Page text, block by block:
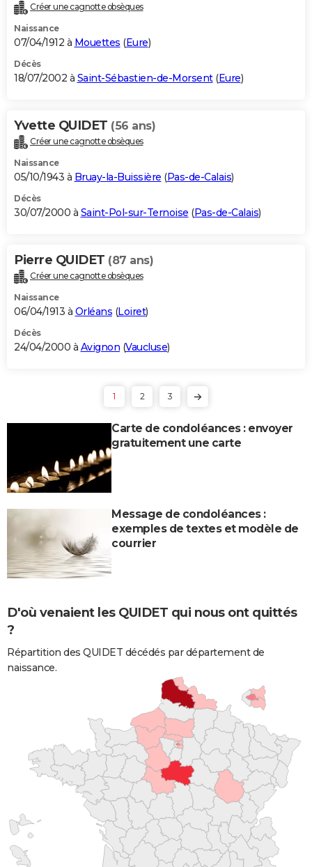
Créer une cagnotte obsèques
Naissance
07/04/1912 à Mouettes (Eure)
Décès
18/07/2002 à Saint-Sébastien-de-Morsent(Eure)
Yvette QUIDET (56 ans)
Créer une cagnotte obsèques
Naissance
05/10/1943 à Bruay-la-Buissière (Pas-de-Calais)
Décès
30/07/2000 à Saint-Pol-sur-Ternoise (Pas-de-Calais)
Pierre QUIDET (87 ans)
Créer une cagnotte obsèques
Naissance
06/04/1913 à Orléans (Loiret)
Décès
24/04/2000 à Avignon (Vaucluse)
1 2 3
Carte de condoléances : envoyer
gratuitement une carte
Message de condoléances :
exemples de textes et modèle de
courrier
D'où venaient les QUIDET qui nous ont quittés
?
Répartition des QUIDET décédés par département de
naissance.